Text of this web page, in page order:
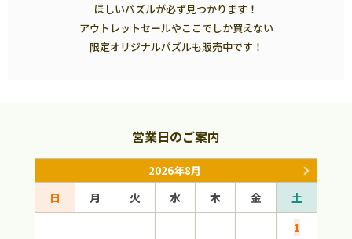
ほしいパズルが必ず見つかります！
アウトレットセールやここでしか買えない
限定オリジナルパズルも販売中です！
営業日のご案内
2026年8月
日 月 火 水 木 金
土
1